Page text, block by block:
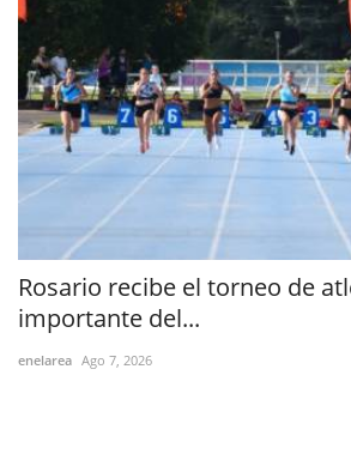
Rosario recibe el torneo de
importante del...
enelarea Ago 7, 2026